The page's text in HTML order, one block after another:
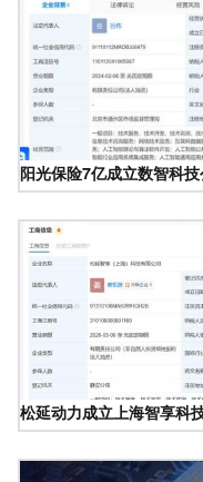
阳光保险7亿成立数智科
松延动力成立上海智享科